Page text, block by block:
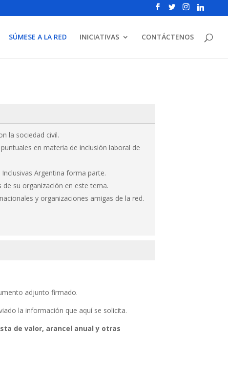
SÚMESE A LA RED INICIATIVAS CONTÁCTENOS
la sociedad civil.
en materia de inclusión laboral de
Argentina forma parte.
su organización en este tema.
y organizaciones amigas de la red.
adjunto firmado.
la información que aquí se solicita.
de valor, arancel anual y otras